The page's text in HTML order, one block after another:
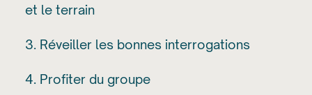
et le terrain
3. Réveiller les bonnes interrogations
4. Profiter du groupe